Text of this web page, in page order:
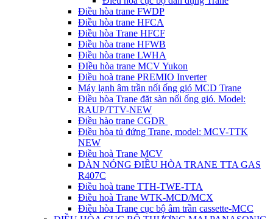
Điều hòa trane FWDP
Điều hòa trane HFCA
Điều hòa Trane HFCF
Điều hòa trane HFWB
Điều hòa trane LWHA
ĐIều hòa trane MCV Yukon
Điều hoà trane PREMIO Inverter
Máy lạnh âm trần nối ống gió MCD Trane
Điều hòa Trane đặt sàn nối ống gió. Model:
RAUP/TTV-NEW
Điều hào trane CGDR
Điều hòa tủ đứng Trane, model: MCV-TTK
NEW
Điều hoà Trane MCV
DÀN NÓNG ĐIỀU HÒA TRANE TTA GAS
R407C
Điều hoà trane TTH-TWE-TTA
Điều hoà Trane WTK-MCD/MCX
Điều hòa Trane cục bộ âm trần cassette-MCC